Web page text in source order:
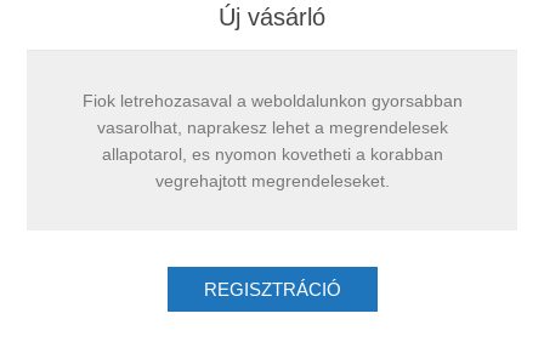
Új vásárló
Fiok letrehozasaval a weboldalunkon gyorsabban
vasarolhat, naprakesz lehet a megrendelesek
allapotarol, es nyomon kovetheti a korabban
vegrehajtott megrendeleseket.